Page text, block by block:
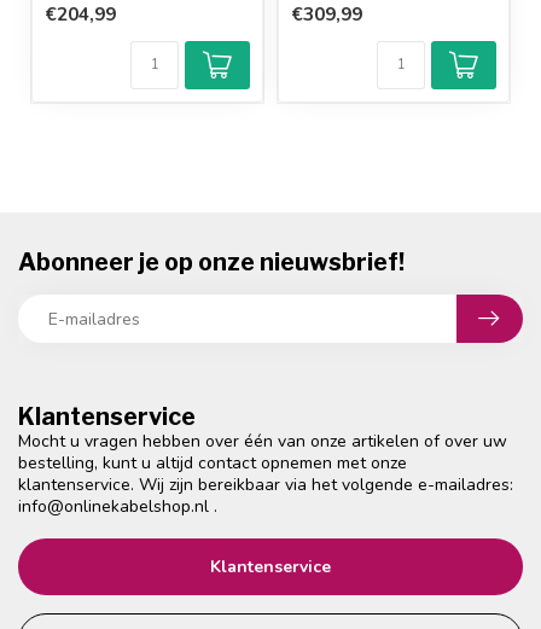
€204,99
Klantenbeoordeling
9,2/10
Achteraf
betalen mogelijk
€309,99
Klantenservice
Mocht u vragen hebben over één van onze artikelen of over uw
bestelling, kunt u altijd contact opnemen met onze
klantenservice. Wij zijn bereikbaar via het volgende e-mailadres:
info@onlinekabelshop.nl .
Klantenservice
Abonneer je op onze nieuwsbrief!